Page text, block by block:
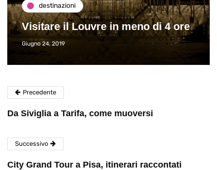
destinazioni
Visitare il Louvre in meno di 4 ore
Giugno 24, 2019
Precedente
Da Siviglia a Tarifa, come muoversi
Successivo
City Grand Tour a Pisa, itinerari raccontati